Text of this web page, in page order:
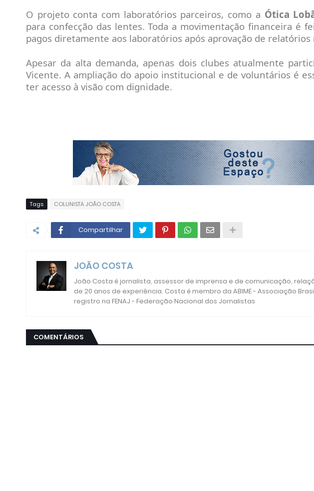
O projeto conta com laboratórios parceiros, como a Ótica
para confecção das lentes. Toda a movimentação financeira é
pagos diretamente aos laboratórios após aprovação de
Apesar da alta demanda, apenas dois clubes atualmente
Vicente. A ampliação do apoio institucional e de voluntários é
ter acesso à visão com dignidade.
Tags COLUNISTA JOÃO COSTA
Compartilhar
JOÃO COSTA
João Costa é jornalista, assessor de imprensa e de comunicação,
de 20 anos de experiência. Costa é membro da ABIME - Associação
registro na FENAJ - Federação Nacional dos Jornalistas
COMENTÁRIOS